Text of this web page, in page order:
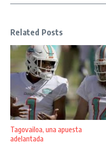
Related Posts
Tagovailoa, una apuesta
adelantada